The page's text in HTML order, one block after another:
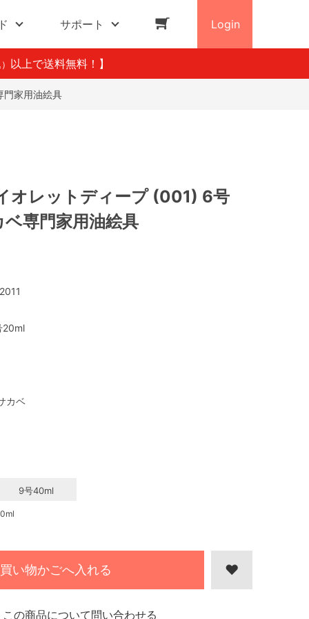
サポート Login
以上で送料無料！】
門家用油絵具
オレットディープ (001) 6号
専門家用油絵具
20ml
カベ
9号40ml
買い物かごへ入れる
この商品について問い合わせる